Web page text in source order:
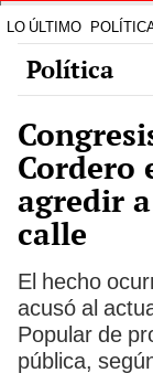
LO ÚLTIMO
Política
Cordero
agredir
calle
El hecho
acusó al
Popular de
pública,